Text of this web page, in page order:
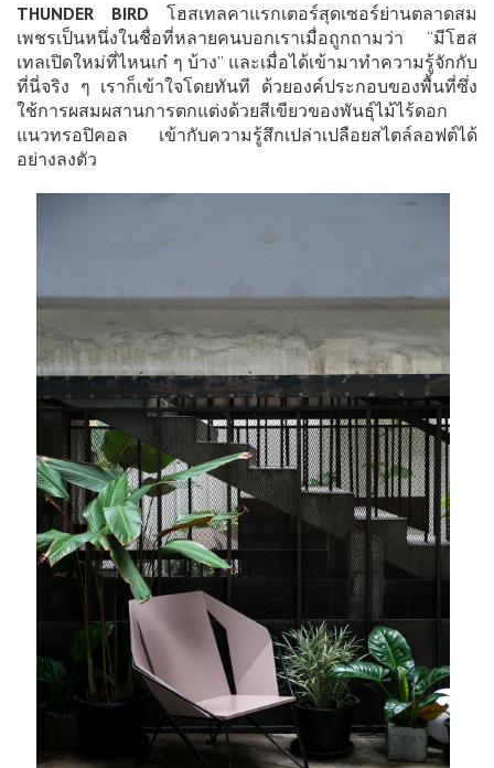
THUNDER BIRD โฮสเทลคาแรกเตอร์สุดเซอร์ย่านตลาดสม
เพชรเป็นหนึ่งในชื่อที่หลายคนบอกเราเมื่อถูกถามว่า “มีโฮส
เทลเปิดใหม่ที่ไหนเก๋ ๆ บ้าง” และเมื่อได้เข้ามาทำความรู้จักกับ
ที่นี่จริง ๆ เราก็เข้าใจโดยทันที ด้วยองค์ประกอบของพื้นที่ซึ่ง
ใช้การผสมผสานการตกแต่งด้วยสีเขียวของพันธุ์ไม้ไร้ดอก
แนวทรอปิคอล เข้ากับความรู้สึกเปล่าเปลือยสไตล์ลอฟต์ได้
อย่างลงตัว